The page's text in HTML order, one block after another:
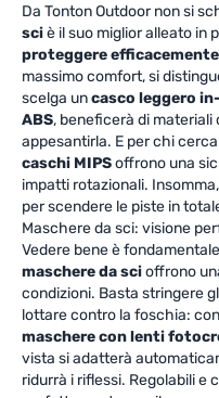
Da Tonton Outdoor non si
sciè il suo miglior alleato in
proteggere
massimo comfort, si
scelga uncasco leggero
ABS, beneficerà di materiali
appesantirla. E per chi
caschi MIPSoffrono una
impatti rotazionali.
per scendere le piste in
Maschere da sci: visione
Vedere bene è
maschere da scioffrono
condizioni. Basta stringere
lottare contro la foschia:
maschere con lenti
vista si adatterà
ridurrà i riflessi. Regolabili e